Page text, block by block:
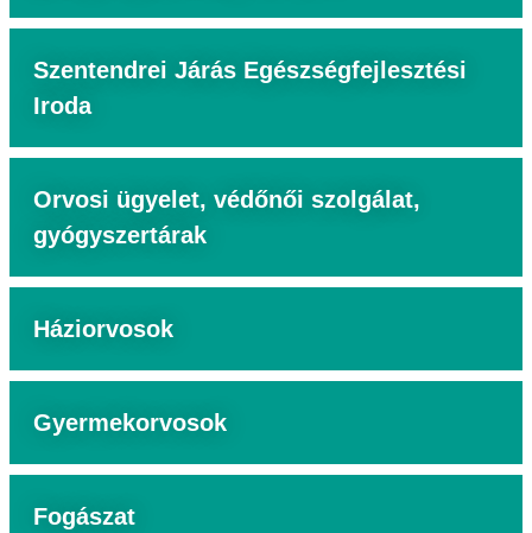
Szentendrei Járás Egészségfejlesztési
Iroda
Orvosi ügyelet, védőnői szolgálat,
gyógyszertárak
Háziorvosok
Gyermekorvosok
Fogászat